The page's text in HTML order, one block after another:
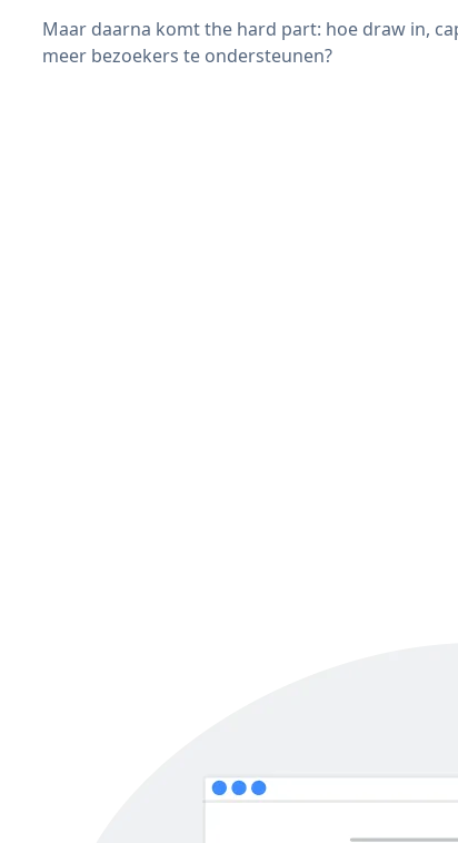
Maar daarna komt the hard part: hoe draw in,
meer bezoekers te ondersteunen?